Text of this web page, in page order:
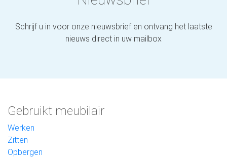
Schrijf u in voor onze nieuwsbrief en ontvang het laatste
nieuws direct in uw mailbox
Gebruikt meubilair
Werken
Zitten
Opbergen